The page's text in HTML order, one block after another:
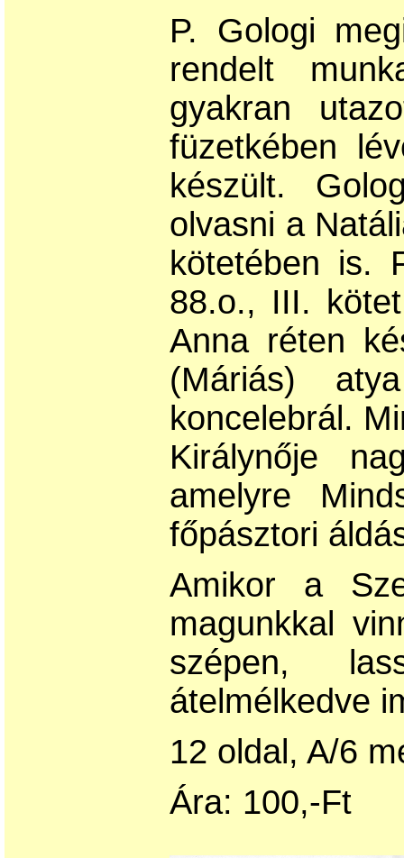
P. Gologi
rendelt
gyakran
füzetkében
készült.
olvasni a
kötetében is.
88.o., III.
Anna réten
(Máriás)
koncelebrál.
Királynője
amelyre
főpásztori
Amikor a
magunkkal
szépen,
átelmélkedve
12 oldal, A/6
Ára: 100,-Ft